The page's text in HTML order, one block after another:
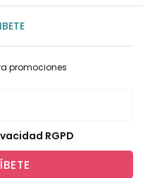
promociones
RGPD